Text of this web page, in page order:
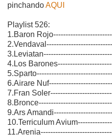
pinchandoAQUI
Playlist 526:
1.Baron
4.Los
6.Airare
7.Fran
9.Ars
10.Terriculum